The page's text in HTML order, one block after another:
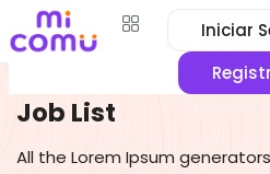
Iniciar
Hogar Empleos Music &
Job List
All the Lorem Ipsum